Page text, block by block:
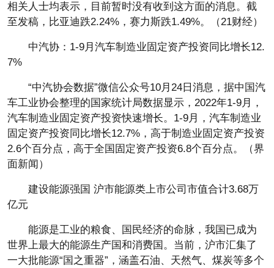
相关人士均表示，目前暂时没有收到这方面的消息。截
至发稿，比亚迪跌2.24%，赛力斯跌1.49%。（21财经）
中汽协：1-9月汽车制造业固定资产投资同比增长12.
7%
“中汽协会数据”微信公众号10月24日消息，据中国汽
车工业协会整理的国家统计局数据显示，2022年1-9月，
汽车制造业固定资产投资快速增长。1-9月，汽车制造业
固定资产投资同比增长12.7%，高于制造业固定资产投资
2.6个百分点，高于全国固定资产投资6.8个百分点。（界
面新闻）
建设能源强国 沪市能源类上市公司市值合计3.68万
亿元
能源是工业的粮食、国民经济的命脉，我国已成为
世界上最大的能源生产国和消费国。当前，沪市汇集了
一大批能源“国之重器”，涵盖石油、天然气、煤炭等多个